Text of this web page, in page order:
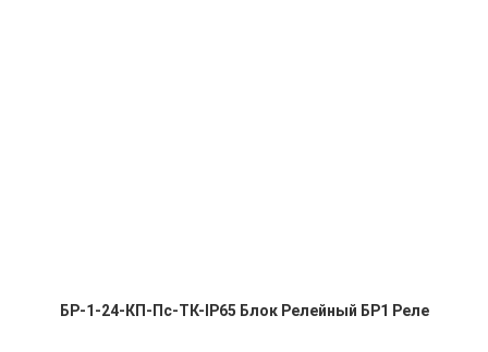
БР-1-24-КП-Пс-ТК-IP65 Блок Релейный БР1 Реле